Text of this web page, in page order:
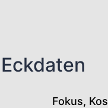
Eckdaten
Fokus,